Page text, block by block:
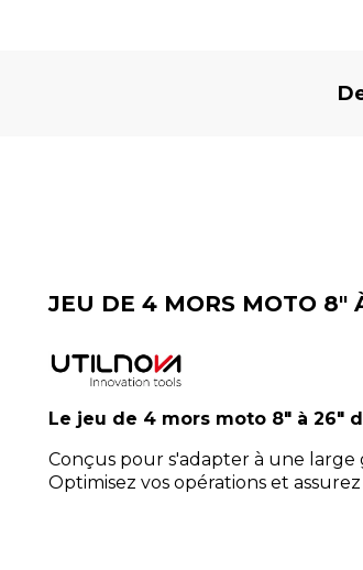
JEU DE 4 MORS MOTO 8"
Le jeu de 4 mors moto 8" à 26"
Conçus pour s'adapter à une large
Optimisez vos opérations et